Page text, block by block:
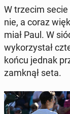
W trzecim
nie, a coraz
miał Paul. W
wy­ko­rzy­stał
końcu jednak
zamknął seta.